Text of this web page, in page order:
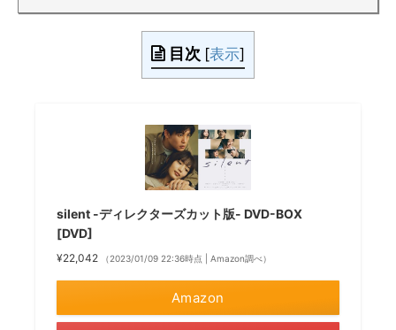
目次 [表示]
silent -ディレクターズカット版- DVD-BOX
[DVD]
¥22,042 （2023/01/09 22:36時点 | Amazon調べ）
Amazon